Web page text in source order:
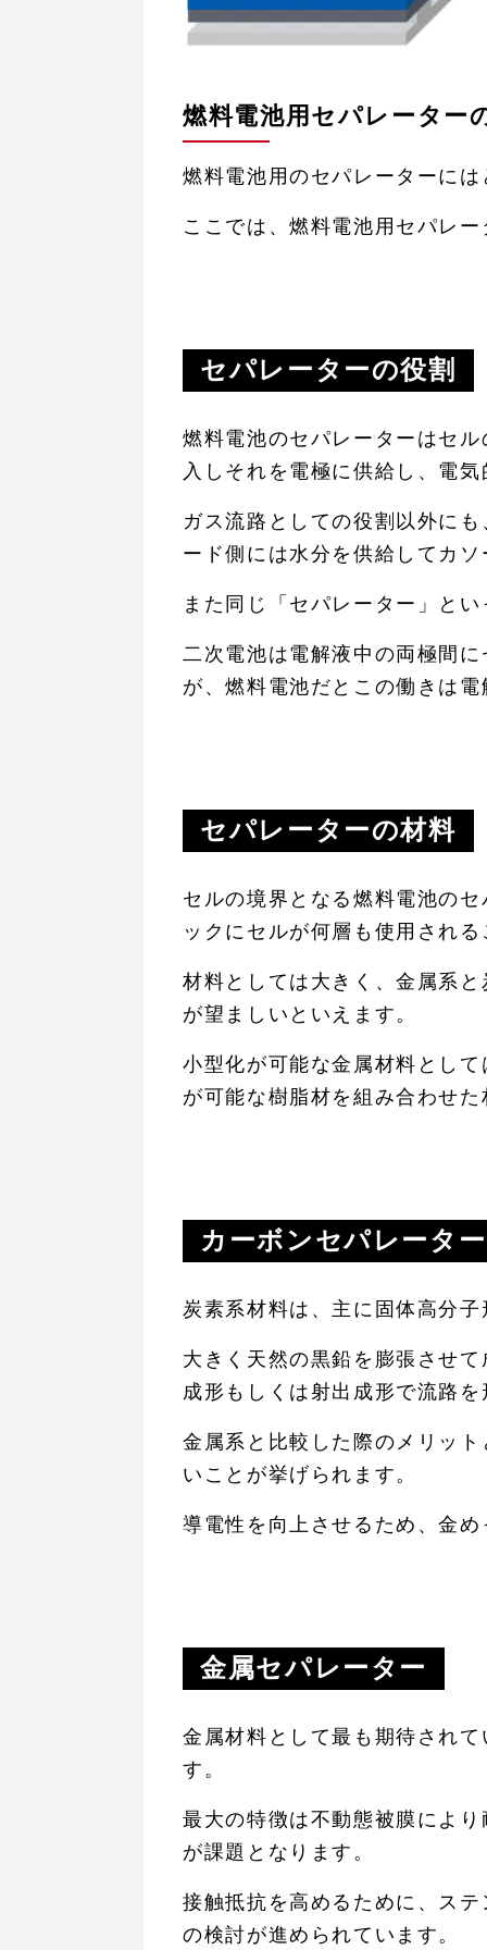
燃料電池用セパレーター
燃料電池用のセパレーターに
ここでは、燃料電池用セパレ
セパレーターの役割
燃料電池のセパレーターはセ
入しそれを電極に供給し、電
ガス流路としての役割以外に
ード側には水分を供給してカ
また同じ「セパレーター」と
二次電池は電解液中の両極間
が、燃料電池だとこの働きは
セパレーターの材料
セルの境界となる燃料電池の
ックにセルが何層も使用され
材料としては大きく、金属系
が望ましいといえます。
小型化が可能な金属材料とし
が可能な樹脂材を組み合わせ
カーボンセパレーター
炭素系材料は、主に固体高分
大きく天然の黒鉛を膨張させ
成形もしくは射出成形で流路
金属系と比較した際のメリッ
いことが挙げられます。
導電性を向上させるため、金
金属セパレーター
金属材料として最も期待され
す。
最大の特徴は不動態被膜によ
が課題となります。
接触抵抗を高めるために、ス
の検討が進められています。